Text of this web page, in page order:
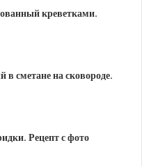
креветками.
сметане на сковороде.
Рецепт с фото